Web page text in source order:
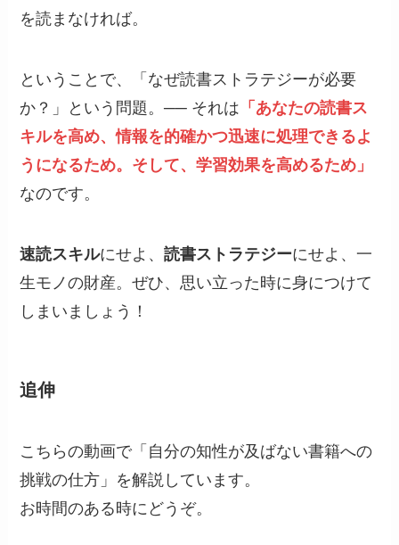
を読まなければ。
ということで、「なぜ読書ストラテジーが必要
か？」という問題。── それは 「あなたの読書ス
キルを高め、情報を的確かつ迅速に処理できるよ
うになるため。そして、学習効果を高めるため」
なのです。
速読スキルにせよ、読書ストラテジーにせよ、一
生モノの財産。ぜひ、思い立った時に身につけて
しまいましょう！
追伸
こちらの動画で「自分の知性が及ばない書籍への
挑戦の仕方」を解説しています。
お時間のある時にどうぞ。